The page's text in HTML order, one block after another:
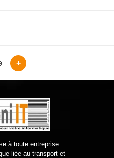
+
à toute entreprise
liée au transport et